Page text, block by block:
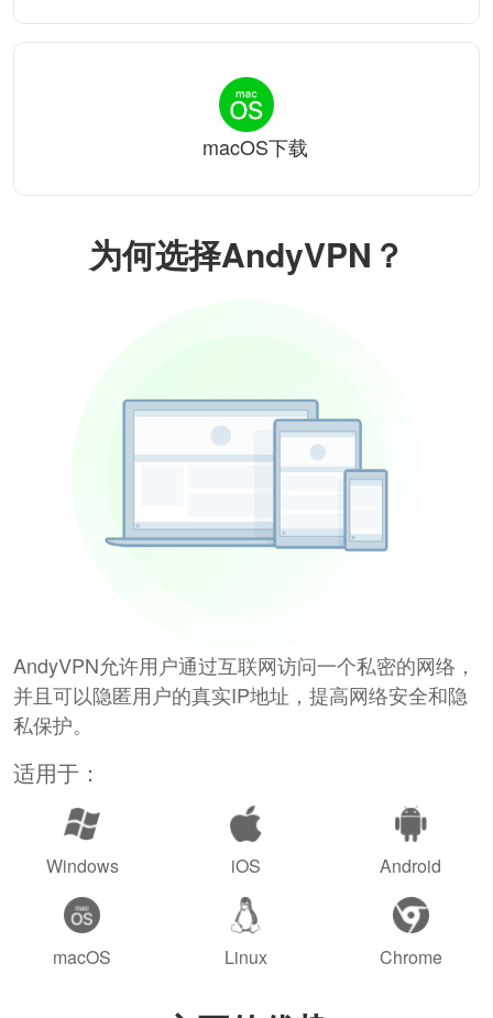
为何选择AndyVPN？
AndyVPN允许用户通过互联网访问一个私密的网络，
并且可以隐匿用户的真实IP地址，提高网络安全和隐
私保护。
适用于：
Windows iOS Android
macOS Linux Chrome
macOS下载